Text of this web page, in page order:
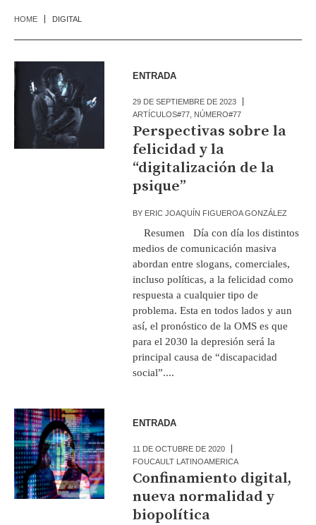
HOME DIGITAL
ENTRADA
29 DE SEPTIEMBRE DE 2023
ARTÍCULOS#77 NÚMERO#77
Perspectivas sobre la
felicidad y la
“digitalización de la
psique”
BY ERIC JOAQUÍN FIGUEROA GONZÁLEZ
Resumen Día con día los distintos
medios de comunicación masiva
abordan entre slogans, comerciales,
incluso políticas, a la felicidad como
respuesta a cualquier tipo de
problema. Esta en todos lados y aun
así, el pronóstico de la OMS es que
para el 2030 la depresión será la
principal causa de “discapacidad
social”....
ENTRADA
11 DE OCTUBRE DE 2020
FOUCAULT LATINOAMERICA
Confinamiento digital,
nueva normalidad y
biopolítica